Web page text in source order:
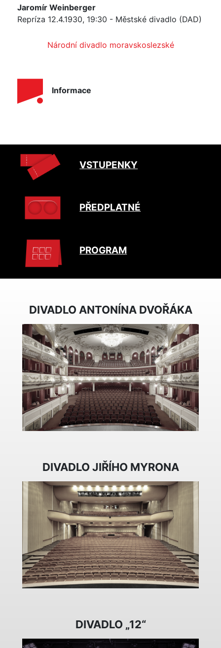
Jaromír Weinberger
Repríza 12.4.1930, 19:30 - Městské divadlo (DAD)
Informace
Národní divadlo moravskoslezské
VSTUPENKY
PŘEDPLATNÉ
PROGRAM
DIVADLO ANTONÍNA DVOŘÁKA
DIVADLO JIŘÍHO MYRONA
DIVADLO „12“